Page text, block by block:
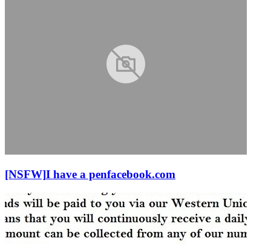
[NSFW]I have a penfacebook.com